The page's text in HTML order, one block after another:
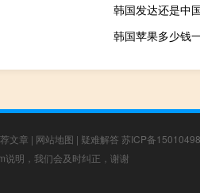
韩国发达还是中
韩国苹果多少钱
文章 | 网站地图 | 疑难解答 苏ICP备
明，我们会及时纠正，谢谢